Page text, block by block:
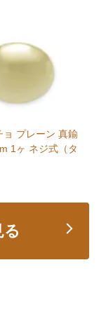
ョ プレーン 真鍮
1ヶ ネジ式（タ